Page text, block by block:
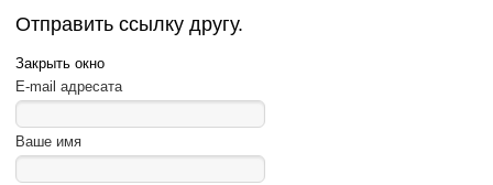
Отправить ссылку другу.
Закрыть окно
E-mail адресата
Ваше имя